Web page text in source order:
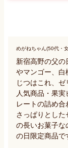
めがねちゃん(50代・
新宿高野の父
やマンゴー、白
じつはこれ、
人気商品・果
レートの詰め合
さっぱりとし
の長いお菓子な
の日限定商品で